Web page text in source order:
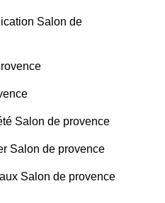
Salon de
Salon de provence
Salon de provence
Salon de provence